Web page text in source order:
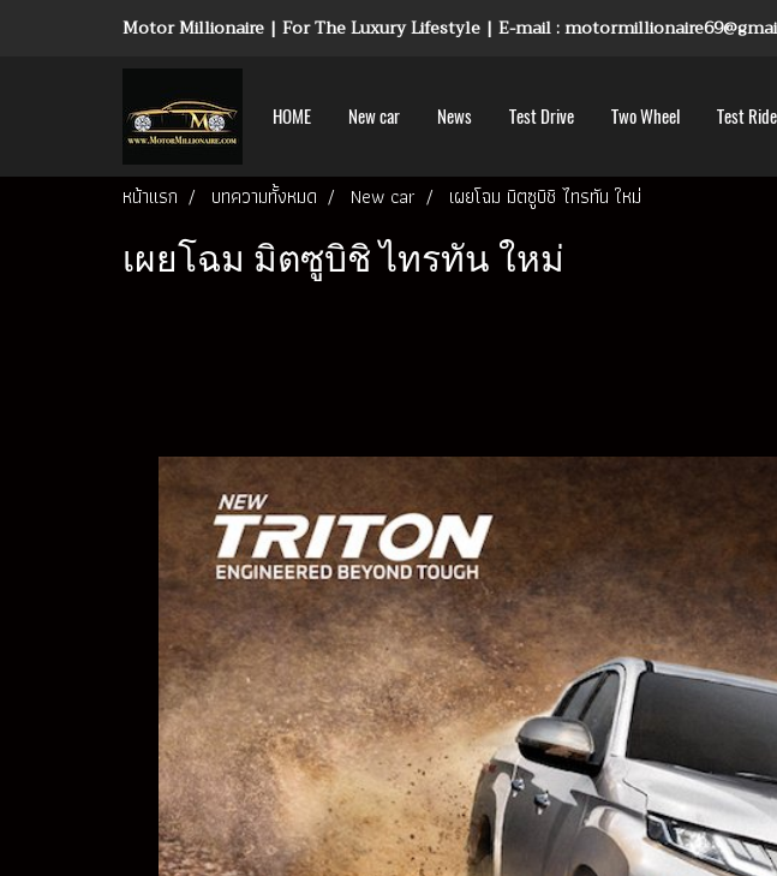
Motor Millionaire | For The Luxury Lifestyle | E-mail :
HOME New car News Test Drive Two Wheel Test Ride
หน้าแรก บทความทั้งหมด New car เผยโฉม มิตซูบิชิ ไทรทัน ใหม่
เผยโฉม มิตซูบิชิ ไทรทัน ใหม่